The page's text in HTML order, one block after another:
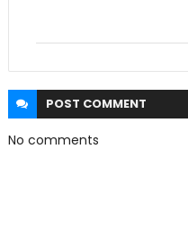
POST COMMENT
No comments